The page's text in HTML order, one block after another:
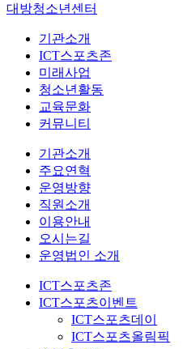
대방청소년센터
기관소개
ICT스포츠존
미래사업
청소년활동
교육문화
커뮤니티
기관소개
주요연혁
운영방향
직원소개
이용안내
오시는길
운영법인 소개
ICT스포츠존
ICT스포츠이벤트
ICT스포츠데이
ICT스포츠올림픽